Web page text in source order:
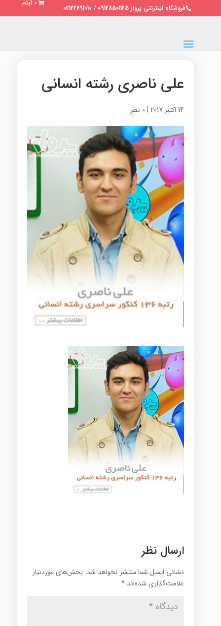
فروشگاه اینترنتی پرواز 09128501125 / 02122691010
0 آیتم
علی ناصری رشته انسانی
14 اکتبر 2017 | 0 نظر
ارسال نظر
نشانی ایمیل شما منتشر نخواهد شد. بخش‌های موردنیاز
علامت‌گذاری شده‌اند *